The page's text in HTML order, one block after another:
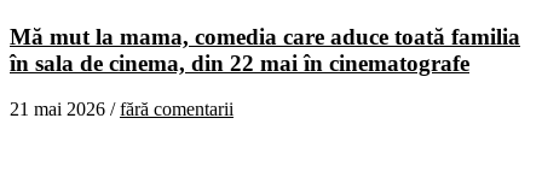
Mă mut la mama, comedia care aduce toată familia
în sala de cinema, din 22 mai în cinematografe
21 mai 2026 /fără comentarii